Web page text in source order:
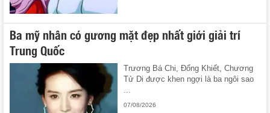
Ba mỹ nhân có gương mặt đẹp nhất giới giải trí
Trung Quốc
Trương Bá Chi, Đổng Khiết, Chương
Tử Di được khen ngợi là ba ngôi sao
07/08/2026